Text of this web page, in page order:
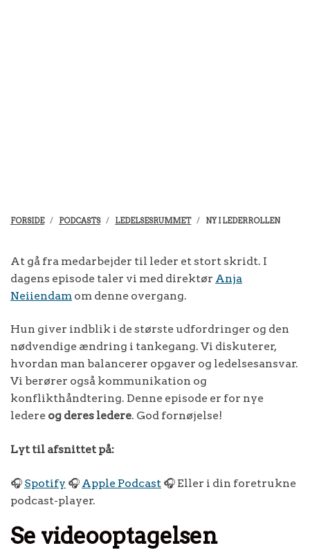
FORSIDE PODCASTS LEDELSESRUMMET NY I LEDERROLLEN
At gå fra medarbejder til leder et stort skridt. I
dagens episode taler vi med direktør Anja
Neiiendam om denne overgang.
Hun giver indblik i de største udfordringer og den
nødvendige ændring i tankegang. Vi diskuterer,
hvordan man balancerer opgaver og ledelsesansvar.
Vi berører også kommunikation og
konflikthåndtering. Denne episode er for nye
ledere og deres ledere. God fornøjelse!
Lyt til afsnittet på:
🎧 Spotify 🎧 Apple Podcast 🎧 Eller i din foretrukne
podcast-player.
Se videooptagelsen